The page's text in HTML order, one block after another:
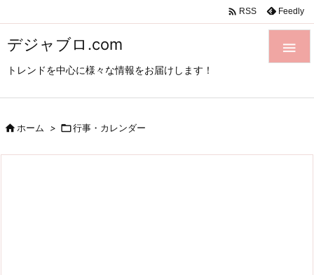
デジャブロ.com
トレンドを中心に様々な情報をお届けします！

 RSS Feedly
ホーム > 行事・カレンダー